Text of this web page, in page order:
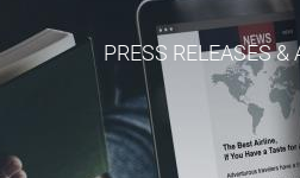
PRESS RELEASES &